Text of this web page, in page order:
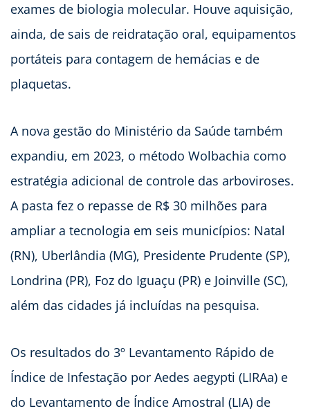
exames de biologia molecular. Houve aquisição,
ainda, de sais de reidratação oral, equipamentos
portáteis para contagem de hemácias e de
plaquetas.
A nova gestão do Ministério da Saúde também
expandiu, em 2023, o método Wolbachia como
estratégia adicional de controle das arboviroses.
A pasta fez o repasse de R$ 30 milhões para
ampliar a tecnologia em seis municípios: Natal
(RN), Uberlândia (MG), Presidente Prudente (SP),
Londrina (PR), Foz do Iguaçu (PR) e Joinville (SC),
além das cidades já incluídas na pesquisa.
Os resultados do 3º Levantamento Rápido de
Índice de Infestação por Aedes aegypti (LIRAa) e
do Levantamento de Índice Amostral (LIA) de